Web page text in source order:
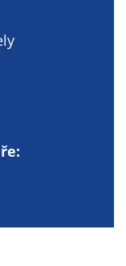
jsou
pro
a všech
které